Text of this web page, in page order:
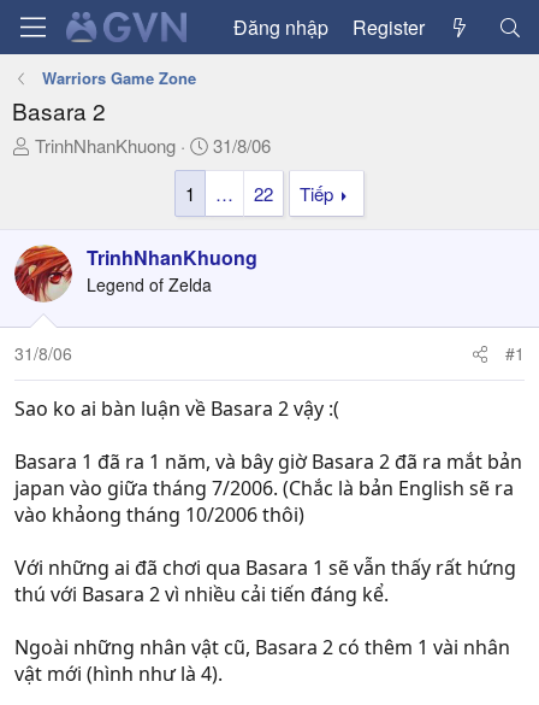
Đăng nhập Register
Warriors Game Zone
Basara 2
T
a
d
s
t
a
e
TrinhNhanKhuong
N
g
à
y
ử
31/8/06
1
… 22 Tiếp
TrinhNhanKhuong
Legend of Zelda
31/8/06 #1
Sao ko ai bàn luận về Basara 2 vậy :(
Basara 1 đã ra 1 năm, và bây giờ Basara 2 đã ra mắt bản
japan vào giữa tháng 7/2006. (Chắc là bản English sẽ ra
vào khảong tháng 10/2006 thôi)
Với những ai đã chơi qua Basara 1 sẽ vẫn thấy rất hứng
thú với Basara 2 vì nhiều cải tiến đáng kể.
Ngoài những nhân vật cũ, Basara 2 có thêm 1 vài nhân
vật mới (hình như là 4).